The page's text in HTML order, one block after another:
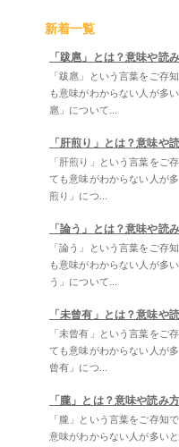
新着一覧
「跋扈」とは？意味や読
「跋扈」という言葉をご存
も意味がわからない人が多
扈」について...
「肝煎り」とは？意味や
「肝煎り」という言葉をご
ても意味がわからない人が
煎り」につ...
「論う」とは？意味や読
「論う」という言葉をご存
も意味がわからない人が多
う」について...
「未曾有」とは？意味や
「未曾有」という言葉をご
ても意味がわからない人が
曾有」につ...
「朧」とは？意味や読み
「朧」という言葉をご存知
意味がわからない人が多い